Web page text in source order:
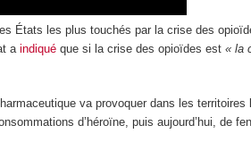
États les plus touchés par la crise des
aindiqué que si la crise des opioïdes est« la
va provoquer dans les
d’héroïne, puis aujourd’hui, de